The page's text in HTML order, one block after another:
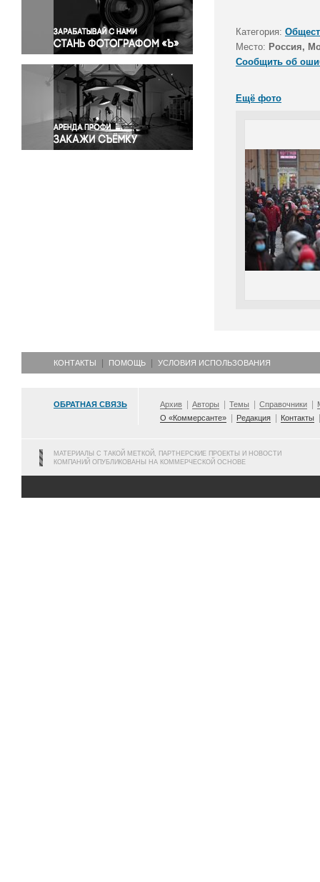
Правосудие
Происшествия и конфликты
Религия
Светская жизнь
Спорт
Экология
Экономика и бизнес
Категория:
Место: Россия,
Сообщить об
Ещё фото
КОНТАКТЫ ПОМОЩЬ УСЛОВИЯ ИСПОЛЬЗОВАНИЯ
ОБРАТНАЯ СВЯЗЬ Архив Авторы Темы Справочники
О «Коммерсанте»
Редакция Контакты
МАТЕРИАЛЫ С ТАКОЙ МЕТКОЙ, ПАРТНЕРСКИЕ ПРОЕКТЫ И НОВОСТИ
КОМПАНИЙ ОПУБЛИКОВАНЫ НА КОММЕРЧЕСКОЙ ОСНОВЕ